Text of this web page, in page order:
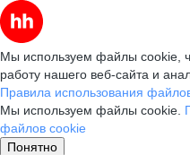
Мы используем файлы cookie,
работу нашего веб-сайта и
Правила использования
Мы используем файлы cookie.
файлов cookie
Понятно